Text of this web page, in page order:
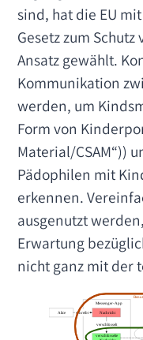
sind, hat die EU
Gesetz zum
Ansatz gewählt.
Kommunikation
werden, um
Form von
Material/CSAM“))
Pädophilen mit
erkennen.
ausgenutzt
Erwartung
nicht ganz mit der